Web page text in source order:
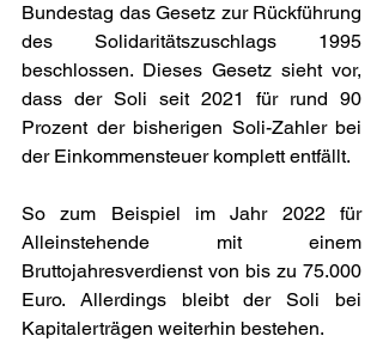
Bundestag das Gesetz zur Rückführung
des Solidaritätszuschlags 1995
beschlossen. Dieses Gesetz sieht vor,
dass der Soli seit 2021 für rund 90
Prozent der bisherigen Soli-Zahler bei
der Einkommensteuer komplett entfällt.
So zum Beispiel im Jahr 2022 für
Alleinstehende mit einem
Bruttojahresverdienst von bis zu 75.000
Euro. Allerdings bleibt der Soli bei
Kapitalerträgen weiterhin bestehen.